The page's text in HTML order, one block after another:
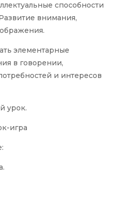
способности
внимания,
элементарные
в говорении,
и интересов
урок.
игра